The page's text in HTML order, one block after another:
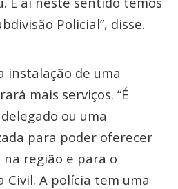
Policial”, disse.
instalação de uma
mais serviços. “É
ou uma
para poder oferecer
região e para o
Civil. A polícia tem uma